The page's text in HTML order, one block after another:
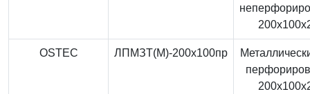
OSTEC ЛПМЗТ(М)-200x100пр